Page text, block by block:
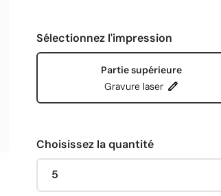
Sélectionnez l'impression
Partie supérieure
Gravure laser
Choisissez la quantité
5